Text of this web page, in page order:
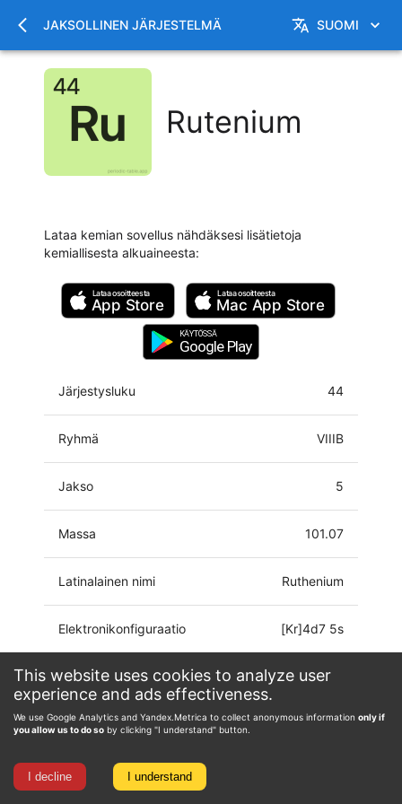
This website uses cookies to analyze user
experience and ads effectiveness.
We use Google Analytics and Yandex.Metrica to collect anonymous information only if
you allow us to do so by clicking "I understand" button.
I decline I understand
JAKSOLLINEN JÄRJESTELMÄ SUOMI
Rutenium
Lataa kemian sovellus nähdäksesi lisätietoja
kemiallisesta alkuaineesta:
Lataa osoitteesta
App Store
Lataa osoitteesta
Mac App Store
KÄYTÖSSÄ
Google Play
Järjestysluku 44
Ryhmä VIIIB
Jakso 5
Massa 101.07
Latinalainen nimi Ruthenium
Elektronikonfiguraatio [Kr]4d7 5s
Hapetustila
-4, -2, 0, 1, 2, 3, 4, 5,